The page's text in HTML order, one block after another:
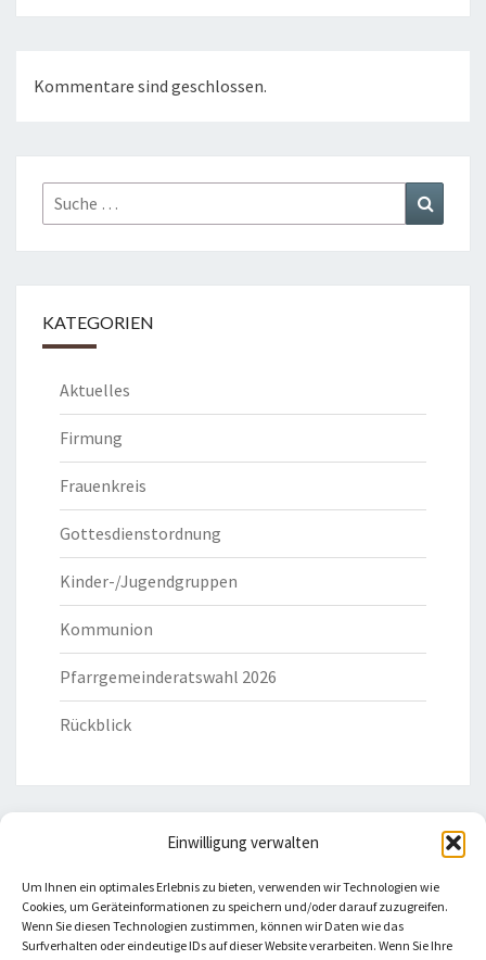
Einwilligung verwalten
Um Ihnen ein optimales Erlebnis zu bieten, verwenden wir Technologien wie
Cookies, um Geräteinformationen zu speichern und/oder darauf zuzugreifen.
Wenn Sie diesen Technologien zustimmen, können wir Daten wie das
Surfverhalten oder eindeutige IDs auf dieser Website verarbeiten. Wenn Sie Ihre
Kommentare sind geschlossen.
Suche
nach:
KATEGORIEN
Aktuelles
Firmung
Frauenkreis
Gottesdienstordnung
Kinder-/Jugendgruppen
Kommunion
Pfarrgemeinderatswahl 2026
Rückblick
Bistum Eichstätt